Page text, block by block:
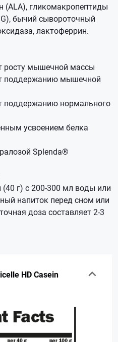
(ALA), гликомакропептиды
бычий сывороточный
лактоферрин.
росту мышечной массы
поддержанию мышечной
поддержанию нормального
усвоением белка
Splenda®
г) с 200-300 мл воды или
напиток перед сном или
доза составляет 2-3
HD Casein